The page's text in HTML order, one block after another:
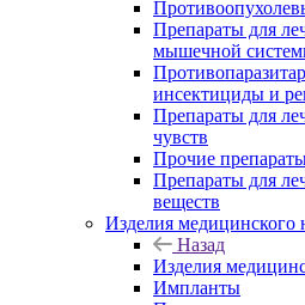
Препараты для
мышечной
инсектициды и
Препараты для
чувств
Прочие
Препараты для
веществ
Изделия медицинского
Назад
Изделия
Импланты